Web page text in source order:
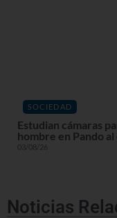
SOCIEDAD
Estudian cámaras
hombre en Pando
03/08/26
Noticias